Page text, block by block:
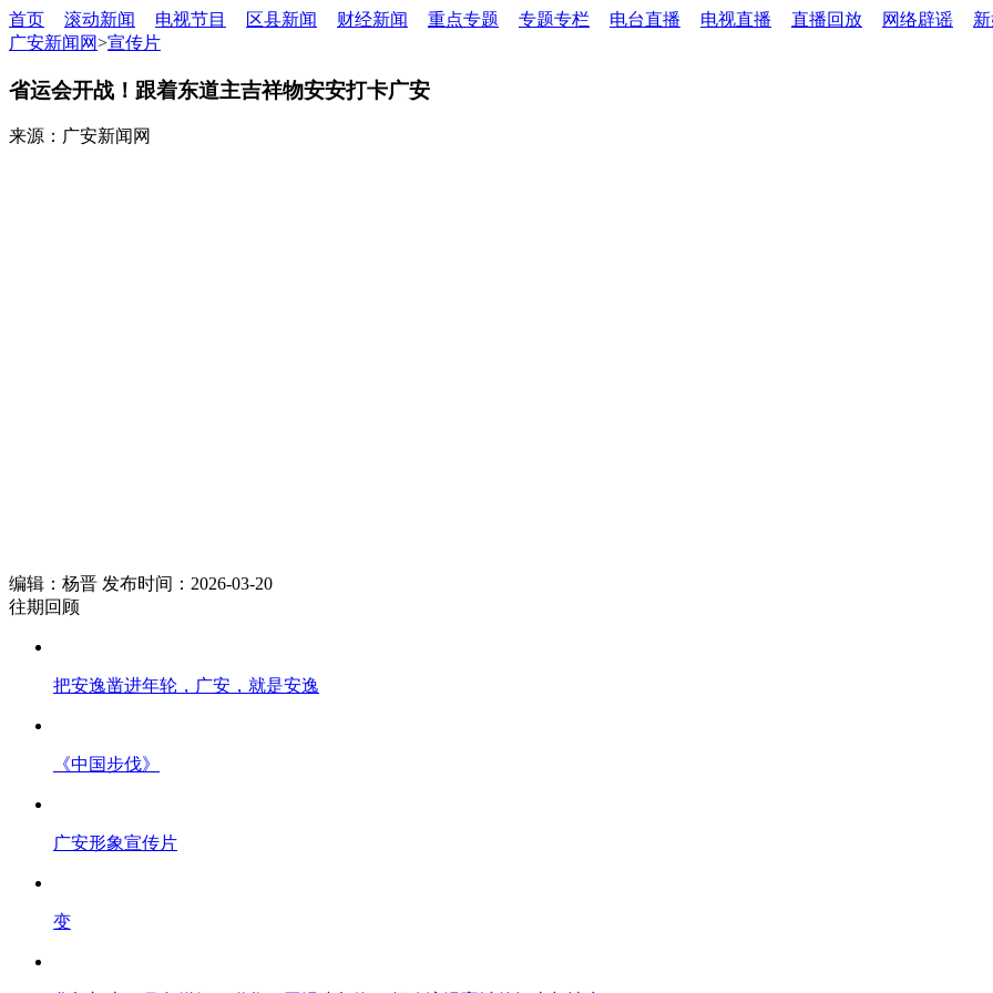
首页 滚动新闻 电视节目 区县新闻 财经新闻 重点专题 专题专栏 电台直播 电视直播 直播回放 网络辟谣
广安新闻网>宣传片
省运会开战！跟着东道主吉祥物安安打卡广安
来源：广安新闻网
编辑：杨晋 发布时间：2026-03-20
往期回顾
把安逸凿进年轮，广安，就是安逸
《中国步伐》
广安形象宣传片
变